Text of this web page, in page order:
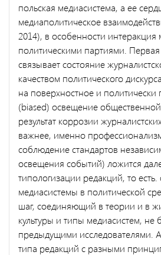
польская медиасистема, а ее
медиаполитическое
2014), в особенности
политическими партиями.
связывает состояние
качеством политического
на поверхностное и политически
(biased) освещение общественной
результат коррозии
важнее, именно
соблюдение стандартов
освещения событий) ложится
типологизации редакций, то есть.
медиасистемы в политической
шаг, соединяющий в теории и в
культуры и типы медиасистем, не
предыдущими исследователями.
типа редакций с разными